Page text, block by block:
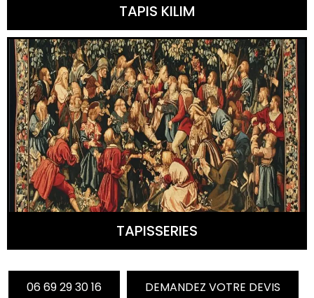
TAPIS KILIM
TAPISSERIES
06 69 29 30 16 DEMANDEZ VOTRE DEVIS